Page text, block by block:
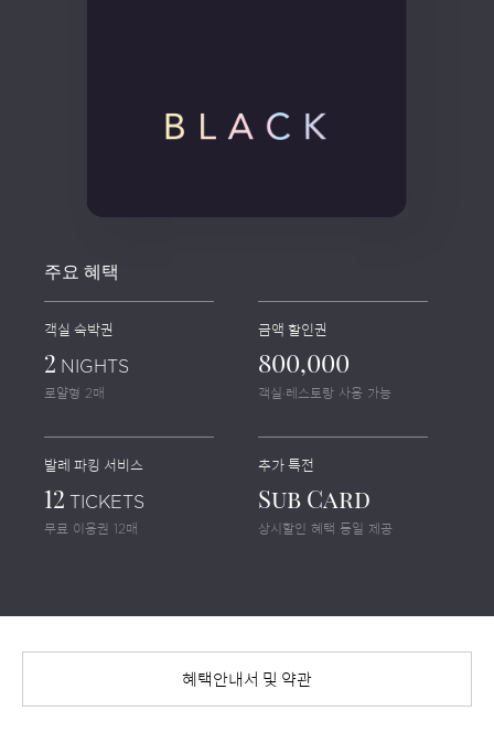
i
b
l
주요 혜택
객실 숙박권
2 NIGHTS
로얄형 2매
금액 할인권
800,000
객실·레스토랑 사용 가능
발레 파킹 서비스
12 TICKETS
무료 이용권 12매
추가 특전
Sub Card
상시할인 혜택 동일 제공
혜택안내서 및 약관